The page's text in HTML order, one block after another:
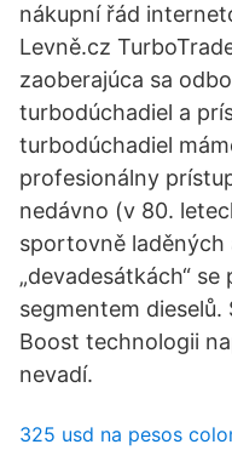
nákupní řád
Levně.cz
zaoberajúca sa
turbodúchadiel a
turbodúchadiel
profesionálny
nedávno (v 80.
sportovně laděných
„devadesátkách“
segmentem
Boost technologii
nevadí.
325 usd na pesos